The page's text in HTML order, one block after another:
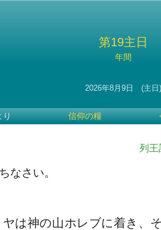
第19主日
年間
2026年8月9日 (主日)
り 信仰の糧
列王
なさい。
ヤは神の山ホレブに着き、